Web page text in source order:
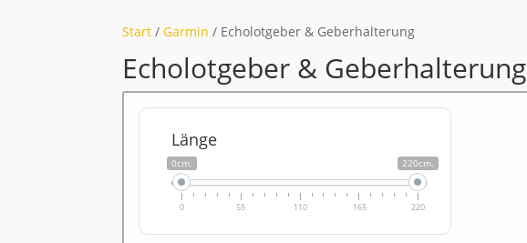
Start /Garmin / Echolotgeber & Geberhalterung
Echolotgeber & Geberhalterung
Länge
0cm. 220cm.
0 55 110 165 220